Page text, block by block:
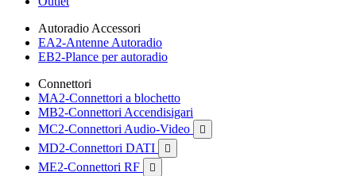
Autoradio Accessori
EA2-Antenne Autoradio
EB2-Plance per autoradio
Connettori
MA2-Connettori a blochetto
MB2-Connettori Accendisigari
MC2-Connettori Audio-Video

MD2-Connettori DATI 
ME2-Connettori RF 